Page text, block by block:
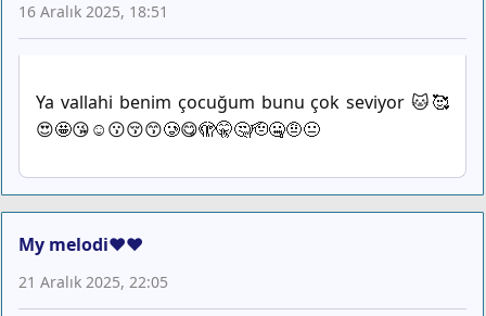
16 Aralık 2025, 18:51
Ya vallahi benim çocuğum bunu çok seviyor 🐱🥰
😍🤩😘☺️😗😚😙🥲😋🫣🤫🤔🫡🤐🤨😐
My melodi♥️♥️
21 Aralık 2025, 22:05